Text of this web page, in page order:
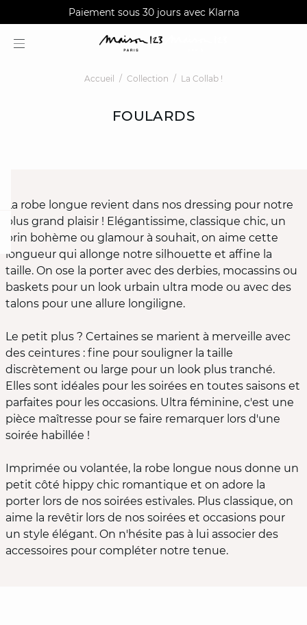
Livraisons et retours gratuits en boutique
AGUA : Découvrez notre nouvelle collection
Paiement sous 30 jours avec Klarna
Accueil Collection La Collab !
FOULARDS
La robe longue revient dans nos dressing pour notre
plus grand plaisir ! Elégantissime, classique chic, un
brin bohème ou glamour à souhait, on aime cette
longueur qui allonge notre silhouette et affine la
taille. On ose la porter avec des derbies, mocassins ou
baskets pour un look urbain ultra mode ou avec des
talons pour une allure longiligne.
Le petit plus ? Certaines se marient à merveille avec
des ceintures : fine pour souligner la taille
discrètement ou large pour un look plus tranché.
Elles sont idéales pour les soirées en toutes saisons et
parfaites pour les occasions. Ultra féminine, c'est une
pièce maîtresse pour se faire remarquer lors d'une
soirée habillée !
Imprimée ou volantée, la robe longue nous donne un
petit côté hippy chic romantique et on adore la
porter lors de nos soirées estivales. Plus classique, on
aime la revêtir lors de nos soirées et occasions pour
un style élégant. On n'hésite pas à lui associer des
accessoires pour compléter notre tenue.